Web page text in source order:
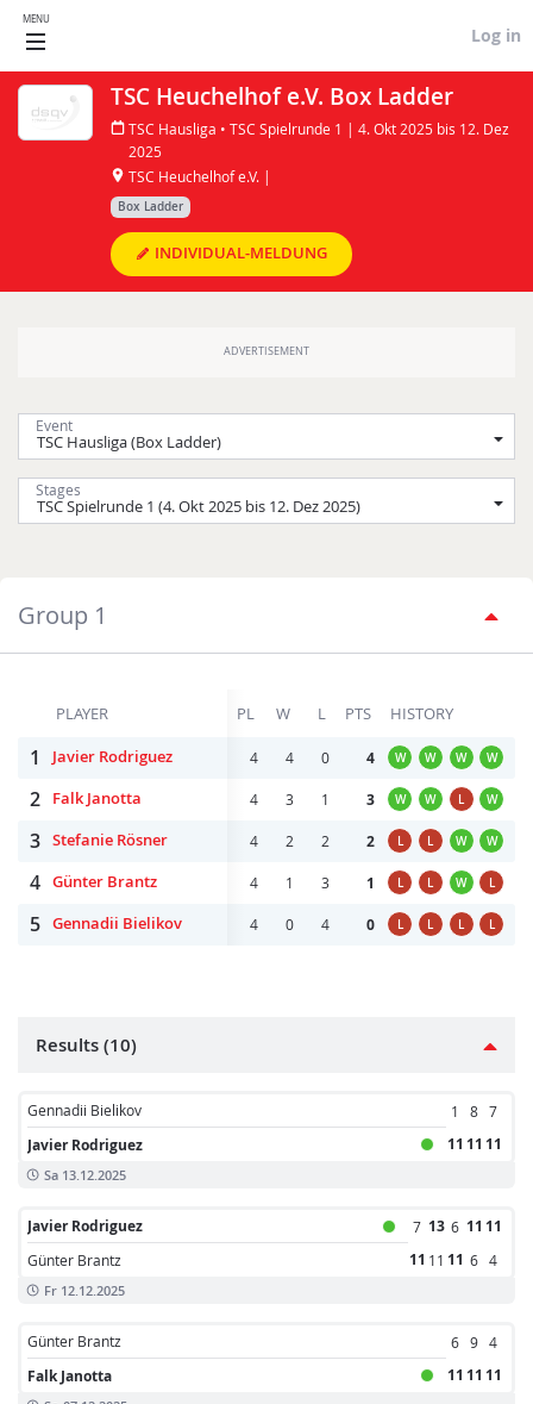
MENU
Log in
TSC Heuchelhof e.V. Box Ladder
TSC Hausliga • TSC Spielrunde 1 | 4. Okt 2025 bis 12. Dez
2025
TSC Heuchelhof e.V. |
Box Ladder
INDIVIDUAL-MELDUNG
Event
Stages
Group 1
PLAYER PL W L PTS HISTORY
1 Javier Rodriguez 4 4 0 4 W W W W
2 Falk Janotta 4 3 1 3 W W L W
3 Stefanie Rösner 4 2 2 2 L L W W
4 Günter Brantz 4 1 3 1 L L W L
5 Gennadii Bielikov 4 0 4 0 L L L L
Results (10)
Gennadii Bielikov
Javier Rodriguez
1
11
8
11
7
11
Sa 13.12.2025
Javier Rodriguez
Günter Brantz
7
11
13
11
6
11
11
6
11
4
Fr 12.12.2025
Günter Brantz
Falk Janotta
6
11
9
11
4
11